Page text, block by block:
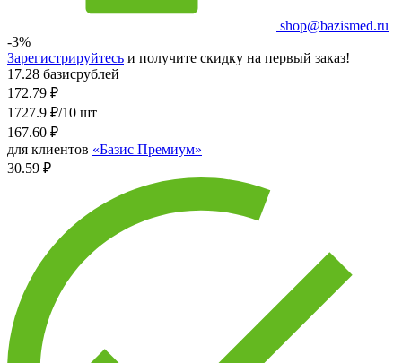
shop@bazismed.ru
-3%
Зарегистрируйтесь и получите скидку на первый заказ!
17.28 базисрублей
172.79 ₽
1727.9 ₽/10 шт
167.60 ₽
для клиентов «Базис Премиум»
30.59 ₽